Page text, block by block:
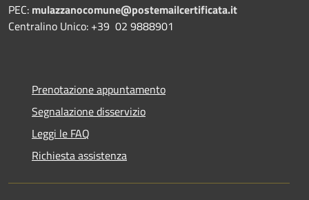
PEC: mulazzanocomune@postemailcertificata.it
Centralino Unico: +39 02 9888901
Prenotazione appuntamento
Segnalazione disservizio
Leggi le FAQ
Richiesta assistenza